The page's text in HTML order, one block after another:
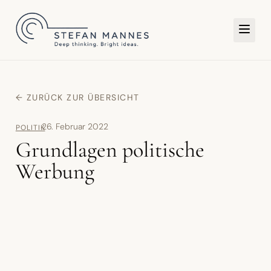
← ZURÜCK ZUR ÜBERSICHT
POLITIK26. Februar 2022
Grundlagen politische
Werbung